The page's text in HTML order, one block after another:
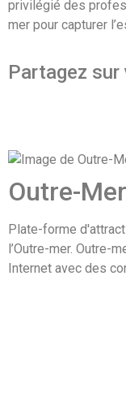
privilégié des
mer pour capturer
Partagez sur
Outre-
Plate-forme
l’Outre-mer. Outre-
Internet avec des